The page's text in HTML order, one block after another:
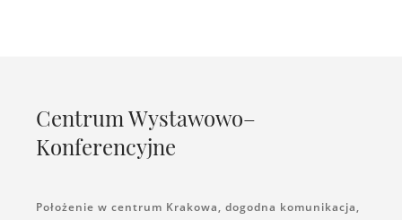
Centrum Wystawowo–
Konferencyjne
Położenie w centrum Krakowa, dogodna komunikacja,